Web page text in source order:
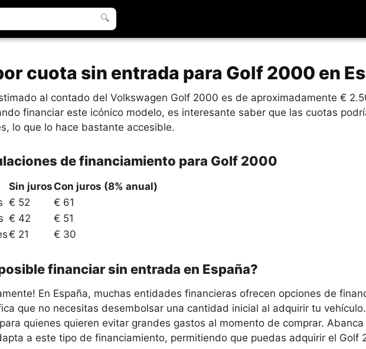
🔍
cuota sin entrada para Golf 2000 en
al contado del Volkswagen Golf 2000 es de aproximadamente €
financiar este icónico modelo, es interesante saber que las cuotas
lo que lo hace bastante accesible.
de financiamiento para Golf 2000
Sin juros Con juros (8% anual)
€ 52
€ 61
€ 42
€ 51
€ 21 € 30
financiar sin entrada en España?
En España, muchas entidades financieras ofrecen opciones de
que no necesitas desembolsar una cantidad inicial al adquirir tu
quienes quieren evitar grandes gastos al momento de comprar.
a este tipo de financiamiento, permitiendo que puedas adquirir el Golf